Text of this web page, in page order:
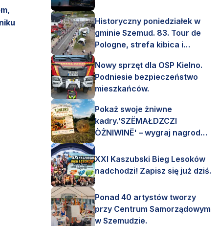
Historyczny poniedziałek w
gminie Szemud. 83. Tour de
Pologne, strefa kibica i
Nowy sprzęt dla OSP Kielno.
Podniesie bezpieczeństwo
mieszkańców.
Pokaż swoje żniwne
kadry.'SZËMAŁDZCZI
ÒŻNIWINË' – wygraj nagrody
XXI Kaszubski Bieg Lesoków
nadchodzi! Zapisz się już dziś.
Ponad 40 artystów tworzy
przy Centrum Samorządowym
w Szemudzie.